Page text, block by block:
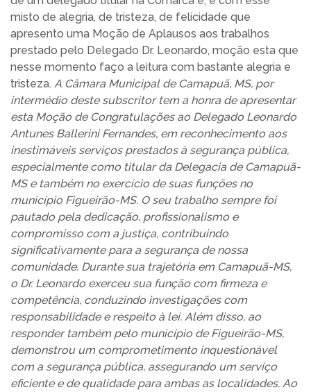
misto de alegria, de tristeza, de felicidade que
apresento uma Moção de Aplausos aos trabalhos
prestado pelo Delegado Dr. Leonardo, moção esta que
nesse momento faço a leitura com bastante alegria e
tristeza. A Câmara Municipal de Camapuã, MS, por
intermédio deste subscritor tem a honra de apresentar
esta Moção de Congratulações ao Delegado Leonardo
Antunes Ballerini Fernandes, em reconhecimento aos
inestimáveis serviços prestados à segurança pública,
especialmente como titular da Delegacia de Camapuã-
MS e também no exercício de suas funções no
município Figueirão-MS. O seu trabalho sempre foi
pautado pela dedicação, profissionalismo e
compromisso com a justiça, contribuindo
significativamente para a segurança de nossa
comunidade. Durante sua trajetória em Camapuã-MS,
o Dr. Leonardo exerceu sua função com firmeza e
competência, conduzindo investigações com
responsabilidade e respeito à lei. Além disso, ao
responder também pelo município de Figueirão-MS,
demonstrou um comprometimento inquestionável
com a segurança pública, assegurando um serviço
eficiente e de qualidade para ambas as localidades. Ao